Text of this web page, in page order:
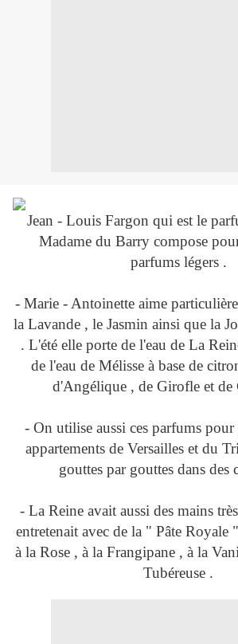
Jean - Louis Fargon qui est le
Madame du Barry compose
parfums légers .
- Marie - Antoinette aime
la Lavande , le Jasmin ainsi que la
. L'été elle porte de l'eau de La
de l'eau de Mélisse à base de
d'Angélique , de Girofle et de
- On utilise aussi ces parfums
appartements de Versailles et du
gouttes par gouttes dans des
- La Reine avait aussi des mains
entretenait avec de la " Pâte Royale
à la Rose , à la Frangipane , à la
Tubéreuse .